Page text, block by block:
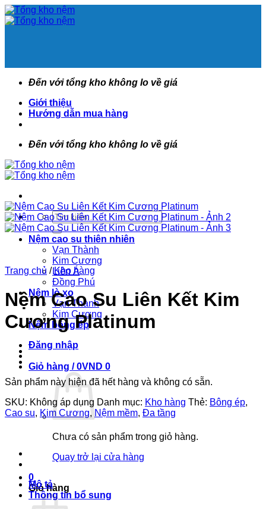
Bỏ
qua
Đến với tổng kho không lo về giá
Giới thiệu
Hướng dẫn mua hàng
Đến với tổng kho không lo về giá
Tìm
kiếm:
Nệm cao su thiên nhiên
Vạn Thành
Kim Cương
Liên Á
Đồng Phú
Nệm lò xo
Vạn Thành
Kim Cương
Nệm bông ép
Đăng nhập
Giỏ hàng /0VND 0
Chưa có sản phẩm trong giỏ hàng.
Quay trở lại cửa hàng
0
Giỏ hàng
Trang chủ / Kho hàng
Nệm Cao Su Liên Kết Kim
Cương Platinum
Sản phẩm này hiện đã hết hàng và không có sẵn.
SKU: Không áp dụng Danh mục: Kho hàng Thẻ: Bông ép,
Cao su, Kim Cương, Nệm mềm, Đa tầng
Mô tả
Thông tin bổ sung